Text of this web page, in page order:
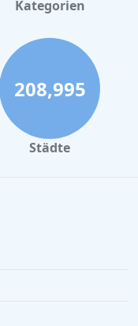
Kategorien
208,995
Städte